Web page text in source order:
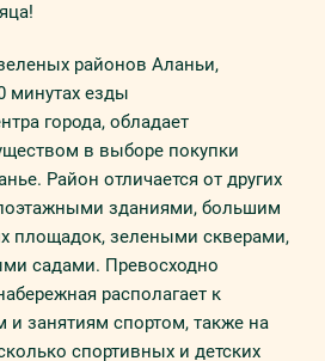
районов Аланьи,
минутах езды
города, обладает
в выборе покупки
Район отличается от других
зданиями, большим
площадок, зелеными скверами,
садами. Превосходно
располагает к
и занятиям спортом, также на
спортивных и детских